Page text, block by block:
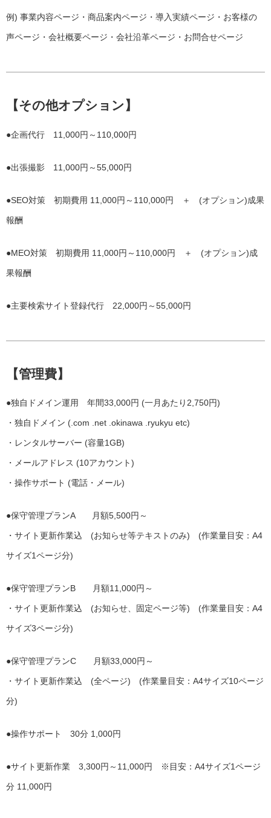
例) 事業内容ページ・商品案内ページ・導入実績ページ・お客様の
声ページ・会社概要ページ・会社沿革ページ・お問合せページ
【その他オプション】
●企画代行 11,000円～110,000円
●出張撮影 11,000円～55,000円
●SEO対策 初期費用 11,000円～110,000円 ＋ (オプション)成果
報酬
●MEO対策 初期費用 11,000円～110,000円 ＋ (オプション)成
果報酬
●主要検索サイト登録代行 22,000円～55,000円
【管理費】
●独自ドメイン運用 年間33,000円 (一月あたり2,750円)
・独自ドメイン (.com .net .okinawa .ryukyu etc)
・レンタルサーバー (容量1GB)
・メールアドレス (10アカウント)
・操作サポート (電話・メール)
●保守管理プランA 月額5,500円～
・サイト更新作業込 (お知らせ等テキストのみ) (作業量目安：A4
サイズ1ページ分)
●保守管理プランB 月額11,000円～
・サイト更新作業込 (お知らせ、固定ページ等) (作業量目安：A4
サイズ3ページ分)
●保守管理プランC 月額33,000円～
・サイト更新作業込 (全ページ) (作業量目安：A4サイズ10ページ
分)
●操作サポート 30分 1,000円
●サイト更新作業 3,300円～11,000円 ※目安：A4サイズ1ページ
分 11,000円